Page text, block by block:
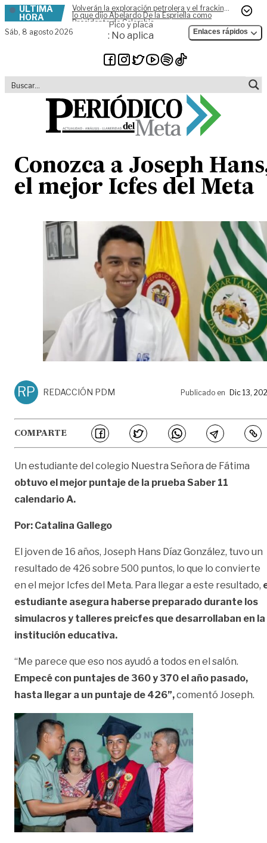
Skip to content
ÚLTIMA
HORA
Volverán la exploración petrolera y el fracking,
lo que dijo Abelardo De la Espriella como
Presidente de Colombia
Sáb, 8 agosto 2026
Pico y placa
: No aplica Enlaces rápidos
Conozca a Joseph
el mejor Icfes del Meta
RP REDACCIÓN PDM Publicado en Dic 13,
COMPARTE
Un estudiante del colegio Nuestra Señora de Fátima
obtuvo el mejor puntaje de la prueba Saber 11
calendario A.
Por: Catalina Gallego
El joven de 16 años, Joseph Hans Díaz González, tuvo un
resultado de 426 sobre 500 puntos, lo que lo convierte
en el mejor Icfes del Meta. Para llegar a este resultado,
estudiante asegura haberse preparado durante los
simulacros y talleres preicfes que desarrollaban en la
institución educativa.
“Me parece que eso nos ayudó a todos en el salón.
Empecé con puntajes de 360 y 370 el año pasado,
hasta llegar a un puntaje de 426”,comentó Joseph.